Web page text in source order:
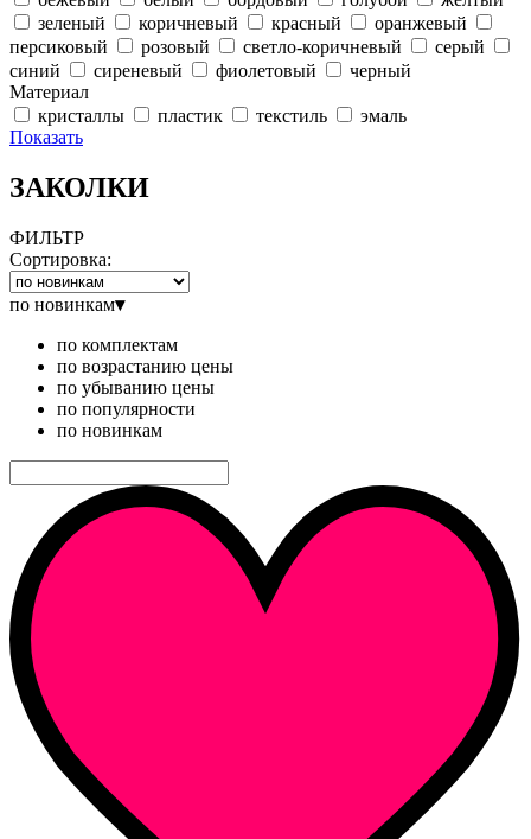
зеленый
коричневый красный
оранжевый
персиковый
розовый светло-коричневый
серый
синий
сиреневый фиолетовый
черный
Материал
кристаллы
пластик текстиль
эмаль
Показать
ЗАКОЛКИ
ФИЛЬТР
Сортировка:
по новинкам▾
по комплектам
по возрастанию цены
по убыванию цены
по популярности
по новинкам